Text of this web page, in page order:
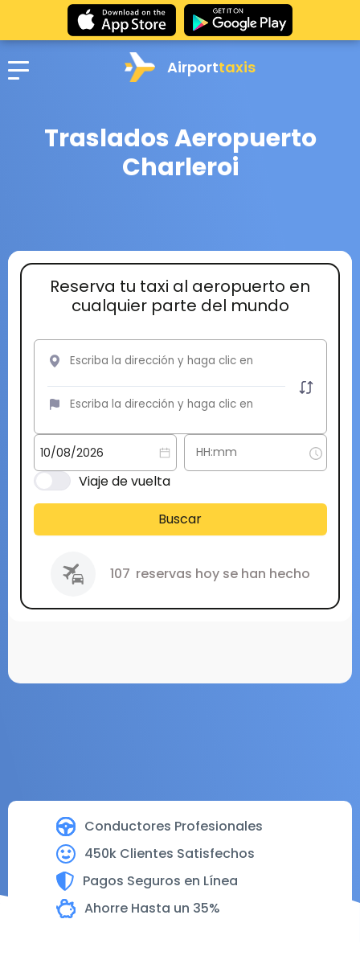
Airporttaxis
Traslados Aeropuerto
Charleroi
Conductores Profesionales
450k Clientes Satisfechos
Pagos Seguros en Línea
Ahorre Hasta un 35%
Reserva tu taxi al aeropuerto en
cualquier parte del mundo
Viaje de vuelta
Buscar
107 reservas hoy se han hecho